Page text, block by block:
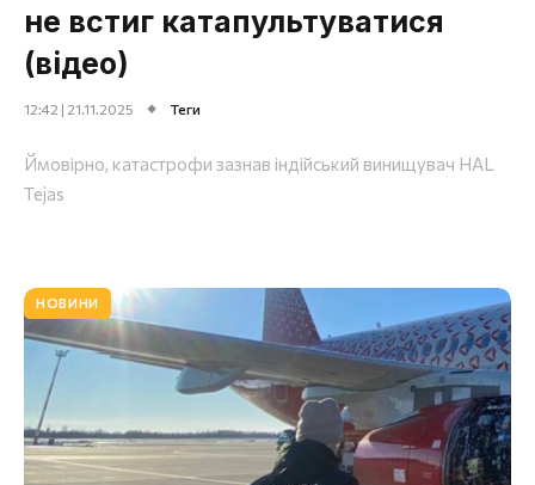
не встиг катапультуватися
(відео)
12:42 | 21.11.2025 Теги
Ймовірно, катастрофи зазнав індійський винищувач HAL
Tejas
НОВИНИ